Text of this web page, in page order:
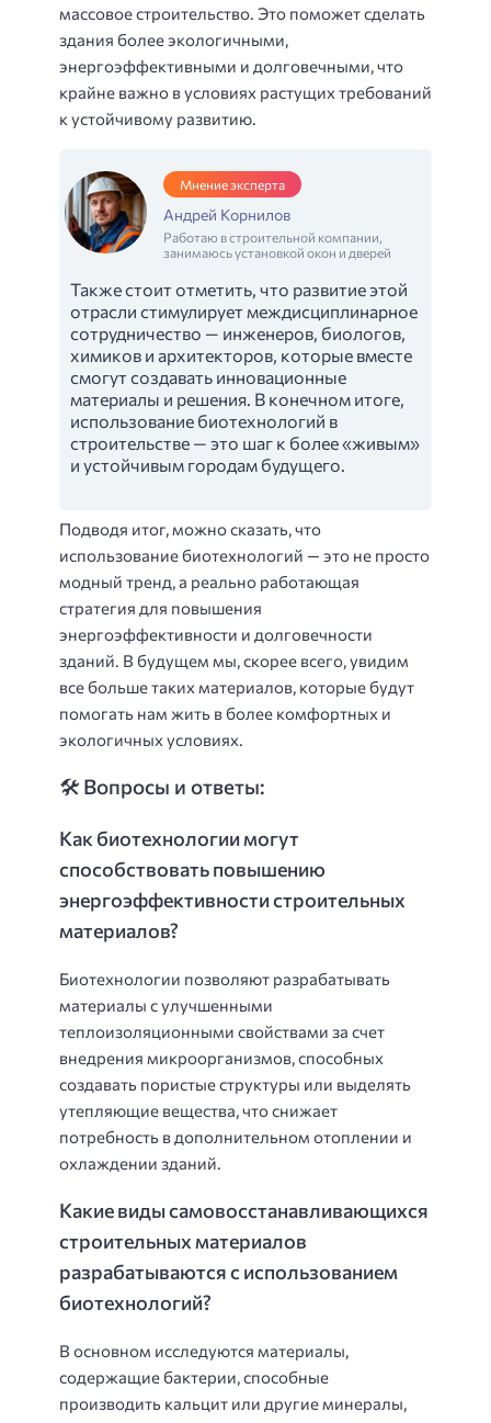
массовое строительство. Это поможет сделать
здания более экологичными,
энергоэффективными и долговечными, что
крайне важно в условиях растущих требований
к устойчивому развитию.
Мнение эксперта
Андрей Корнилов
Работаю в строительной компании,
занимаюсь установкой окон и дверей
Также стоит отметить, что развитие этой
отрасли стимулирует междисциплинарное
сотрудничество — инженеров, биологов,
химиков и архитекторов, которые вместе
смогут создавать инновационные
материалы и решения. В конечном итоге,
использование биотехнологий в
строительстве — это шаг к более «живым»
и устойчивым городам будущего.
Подводя итог, можно сказать, что
использование биотехнологий — это не просто
модный тренд, а реально работающая
стратегия для повышения
энергоэффективности и долговечности
зданий. В будущем мы, скорее всего, увидим
все больше таких материалов, которые будут
помогать нам жить в более комфортных и
экологичных условиях.
🛠️ Вопросы и ответы:
Как биотехнологии могут
способствовать повышению
энергоэффективности строительных
материалов?
Биотехнологии позволяют разрабатывать
материалы с улучшенными
теплоизоляционными свойствами за счет
внедрения микроорганизмов, способных
создавать пористые структуры или выделять
утепляющие вещества, что снижает
потребность в дополнительном отоплении и
охлаждении зданий.
Какие виды самовосстанавливающихся
строительных материалов
разрабатываются с использованием
биотехнологий?
В основном исследуются материалы,
содержащие бактерии, способные
производить кальцит или другие минералы,